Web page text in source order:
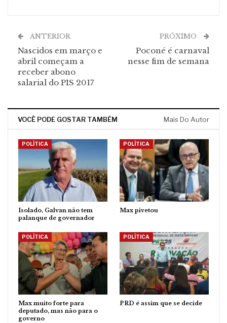
ANTERIOR
Nascidos em março e
abril começam a
receber abono
salarial do PIS 2017
PRÓXIMO
Poconé é carnaval
nesse fim de semana
VOCÊ PODE GOSTAR TAMBÉM Mais Do Autor
POLÍTICA
Isolado, Galvan não tem
palanque de governador
POLÍTICA
Max pivetou
POLÍTICA
Max muito forte para
deputado, mas não para o
governo
POLÍTICA
PRD é assim que se decide